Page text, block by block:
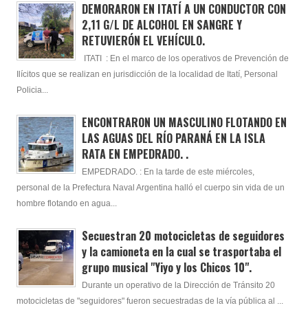
DEMORARON EN ITATÍ A UN CONDUCTOR CON
2,11 G/L DE ALCOHOL EN SANGRE Y
RETUVIERÓN EL VEHÍCULO.
ITATI : En el marco de los operativos de Prevención de
Ilícitos que se realizan en jurisdicción de la localidad de Itatí, Personal
Policia...
ENCONTRARON UN MASCULINO FLOTANDO EN
LAS AGUAS DEL RÍO PARANÁ EN LA ISLA
RATA EN EMPEDRADO. .
EMPEDRADO. : En la tarde de este miércoles,
personal de la Prefectura Naval Argentina halló el cuerpo sin vida de un
hombre flotando en agua...
Secuestran 20 motocicletas de seguidores
y la camioneta en la cual se trasportaba el
grupo musical "Yiyo y los Chicos 10".
Durante un operativo de la Dirección de Tránsito 20
motocicletas de "seguidores" fueron secuestradas de la vía pública al ...